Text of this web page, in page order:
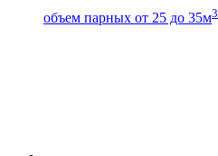
объем парных от 25 до 35м3